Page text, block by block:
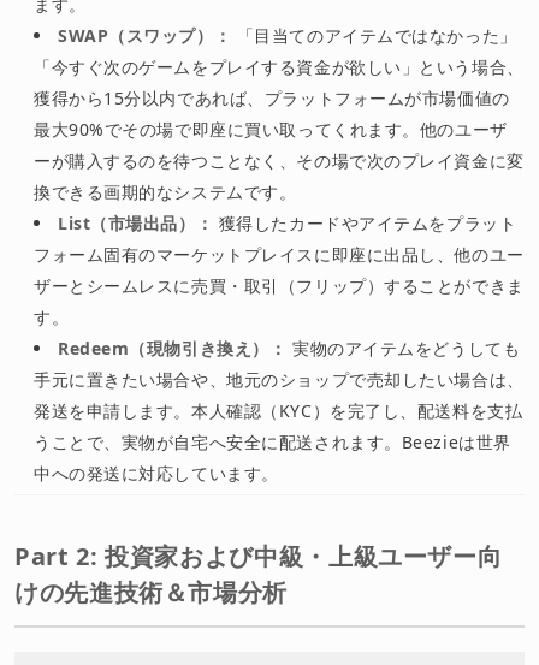
ます。
SWAP（スワップ）：
「目当てのアイテムではなかった」
「今すぐ次のゲームをプレイする資金が欲しい」という場合、
獲得から15分以内であれば、プラットフォームが市場価値の
最大90%でその場で即座に買い取ってくれます。他のユーザ
ーが購入するのを待つことなく、その場で次のプレイ資金に変
換できる画期的なシステムです。
List（市場出品）： 獲得したカードやアイテムをプラット
フォーム固有のマーケットプレイスに即座に出品し、他のユー
ザーとシームレスに売買・取引（フリップ）することができま
す。
Redeem（現物引き換え）： 実物のアイテムをどうしても
手元に置きたい場合や、地元のショップで売却したい場合は、
発送を申請します。本人確認（KYC）を完了し、配送料を支払
うことで、実物が自宅へ安全に配送されます。Beezieは世界
中への発送に対応しています。
Part 2: 投資家および中級・上級ユーザー向
けの先進技術＆市場分析